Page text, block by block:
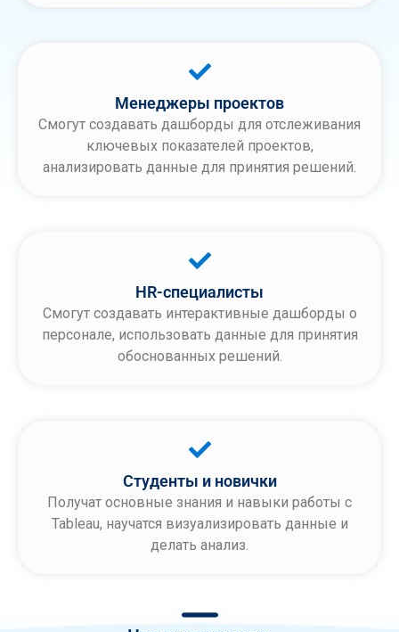
Менеджеры проектов
Смогут создавать дашборды для отслеживания
ключевых показателей проектов,
анализировать данные для принятия решений.
HR-специалисты
Смогут создавать интерактивные дашборды о
персонале, использовать данные для принятия
обоснованных решений.
Студенты и новички
Получат основные знания и навыки работы с
Tableau, научатся визуализировать данные и
делать анализ.